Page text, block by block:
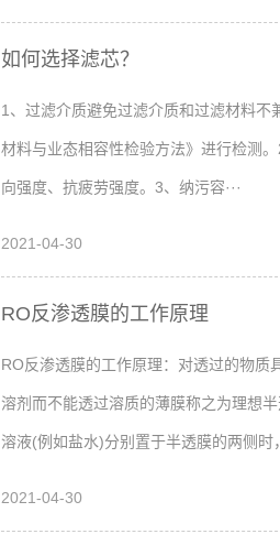
如何选择滤芯？
1、过滤介质避免过滤介质和过滤材料
材料与业态相容性检验方法》进行检测
向强度、抗疲劳强度。3、纳污容···
2021-04-30
RO反渗透膜的工作原理
RO反渗透膜的工作原理：对透过的物质
溶剂而不能透过溶质的薄膜称之为理想
溶液(例如盐水)分别置于半透膜的两侧时
2021-04-30